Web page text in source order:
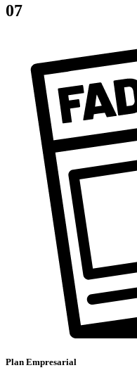
07
Plan Empresarial